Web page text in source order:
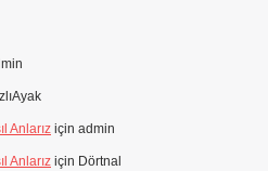
Anlarız için admin
Anlarız için Dörtnal